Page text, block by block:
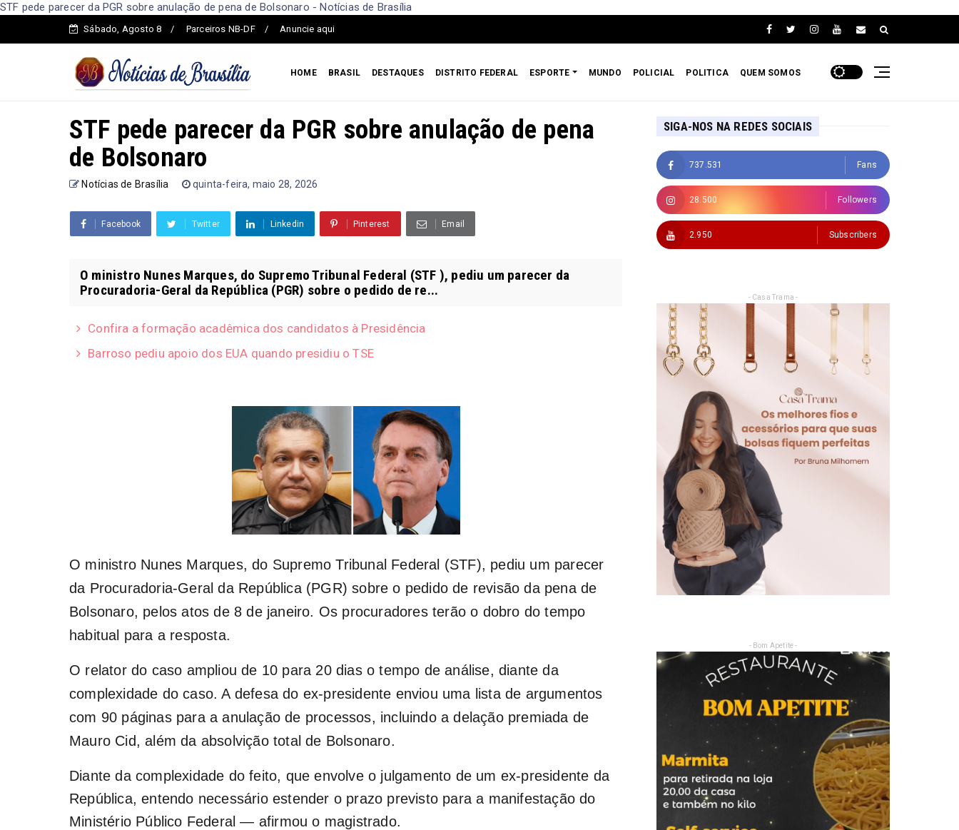
STF pede parecer da PGR sobre anulação de pena de Bolsonaro - Notícias de Brasília
Sábado, Agosto 8 Parceiros NB-DF Anuncie aqui
HOME BRASIL DESTAQUES DISTRITO FEDERAL ESPORTE MUNDO POLICIAL POLITICA QUEM SOMOS
STF pede parecer da PGR sobre anulação de pena
de Bolsonaro
Notícias de Brasília quinta-feira, maio 28, 2026
Facebook Twitter Linkedin Pinterest Email
O ministro Nunes Marques, do Supremo Tribunal Federal (STF ), pediu um parecer da
Procuradoria-Geral da República (PGR) sobre o pedido de re...
Confira a formação acadêmica dos candidatos à Presidência
Barroso pediu apoio dos EUA quando presidiu o TSE
O ministro Nunes Marques, do Supremo Tribunal Federal (STF), pediu um parecer
da Procuradoria-Geral da República (PGR) sobre o pedido de revisão da pena de
Bolsonaro, pelos atos de 8 de janeiro. Os procuradores terão o dobro do tempo
habitual para a resposta.
O relator do caso ampliou de 10 para 20 dias o tempo de análise, diante da
complexidade do caso. A defesa do ex-presidente enviou uma lista de argumentos
com 90 páginas para a anulação de processos, incluindo a delação premiada de
Mauro Cid, além da absolvição total de Bolsonaro.
Diante da complexidade do feito, que envolve o julgamento de um ex-presidente da
República, entendo necessário estender o prazo previsto para a manifestação do
Ministério Público Federal — afirmou o magistrado.
SIGA-NOS NA REDES SOCIAIS
737.531 Fans
28.500 Followers
2.950 Subscribers
- Casa Trama -
- Bom Apetite -